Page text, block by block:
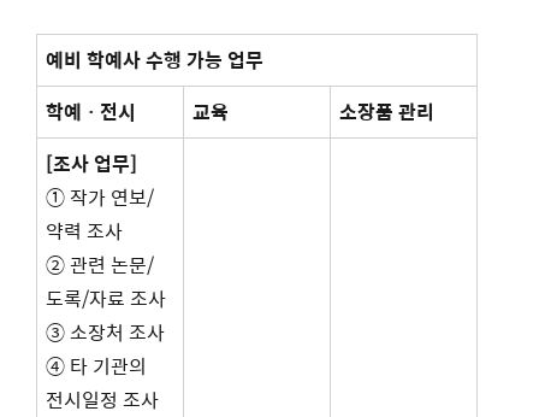
예비 학예사 수행 가능 업무
학예ㆍ전시
교육
소장품 관리
[조사 업무]
① 작가 연보/
약력 조사
② 관련 논문/
도록/자료 조사
③ 소장처 조사
④ 타 기관의
전시일정 조사